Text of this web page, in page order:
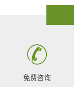
免费咨询